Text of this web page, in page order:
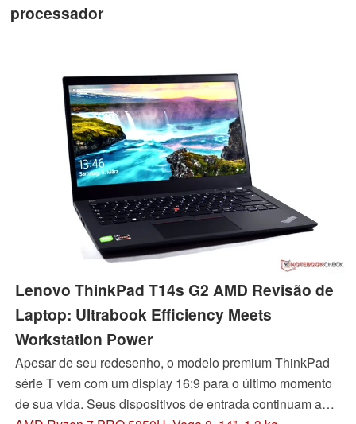
processador
Lenovo ThinkPad T14s G2 AMD Revisão de
Laptop: Ultrabook Efficiency Meets
Workstation Power
Apesar de seu redesenho, o modelo premium ThinkPad
série T vem com um display 16:9 para o último momento
de sua vida. Seus dispositivos de entrada continuam a